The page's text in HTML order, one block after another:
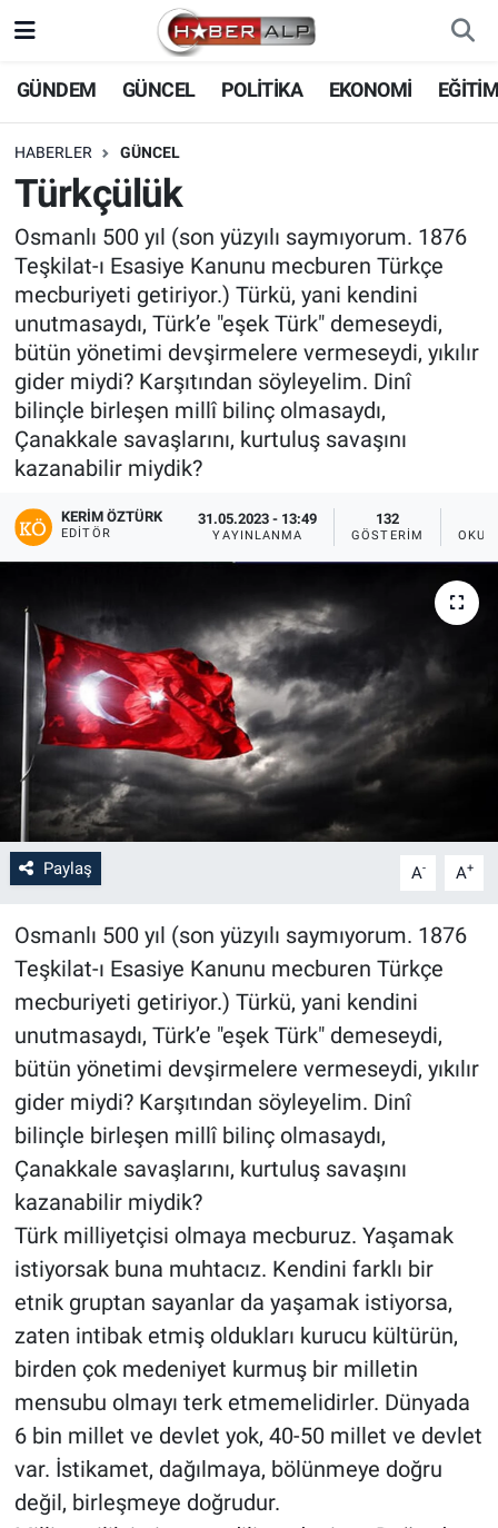
GÜNDEM GÜNCEL POLİTİKA EKONOMİ
HABERLER GÜNCEL
Türkçülük
Osmanlı 500 yıl (son yüzyılı saymıyorum. 1876
Teşkilat-ı Esasiye Kanunu mecburen Türkçe
mecburiyeti getiriyor.) Türkü, yani kendini
unutmasaydı, Türk’e "eşek Türk" demeseydi,
bütün yönetimi devşirmelere vermeseydi, yıkılır
gider miydi? Karşıtından söyleyelim. Dinî
bilinçle birleşen millî bilinç olmasaydı,
Çanakkale savaşlarını, kurtuluş savaşını
kazanabilir miydik?
KERIM ÖZTÜRK
EDITÖR
31.05.2023 - 13:49
YAYINLANMA
132
GÖSTERIM
Paylaş A- A+
Osmanlı 500 yıl (son yüzyılı saymıyorum. 1876
Teşkilat-ı Esasiye Kanunu mecburen Türkçe
mecburiyeti getiriyor.) Türkü, yani kendini
unutmasaydı, Türk’e "eşek Türk" demeseydi,
bütün yönetimi devşirmelere vermeseydi, yıkılır
gider miydi? Karşıtından söyleyelim. Dinî
bilinçle birleşen millî bilinç olmasaydı,
Çanakkale savaşlarını, kurtuluş savaşını
kazanabilir miydik?
Türk milliyetçisi olmaya mecburuz. Yaşamak
istiyorsak buna muhtacız. Kendini farklı bir
etnik gruptan sayanlar da yaşamak istiyorsa,
zaten intibak etmiş oldukları kurucu kültürün,
birden çok medeniyet kurmuş bir milletin
mensubu olmayı terk etmemelidirler. Dünyada
6 bin millet ve devlet yok, 40-50 millet ve devlet
var. İstikamet, dağılmaya, bölünmeye doğru
değil, birleşmeye doğrudur.
Nöbetçi Eczaneler
Hava Durumu
Trafik Durumu
Süper Lig Puan Durumu ve Fikstür
Tüm Manşetler
Son Dakika Haberleri
Haber Arşivi